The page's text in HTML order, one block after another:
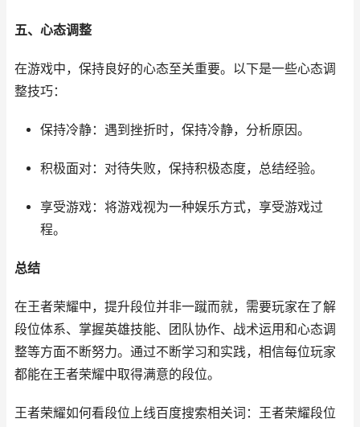
五、心态调整
在游戏中，保持良好的心态至关重要。以下是一些心态调
整技巧：
保持冷静：遇到挫折时，保持冷静，分析原因。
积极面对：对待失败，保持积极态度，总结经验。
享受游戏：将游戏视为一种娱乐方式，享受游戏过
程。
总结
在王者荣耀中，提升段位并非一蹴而就，需要玩家在了解
段位体系、掌握英雄技能、团队协作、战术运用和心态调
整等方面不断努力。通过不断学习和实践，相信每位玩家
都能在王者荣耀中取得满意的段位。
王者荣耀如何看段位上线百度搜索相关词：王者荣耀段位